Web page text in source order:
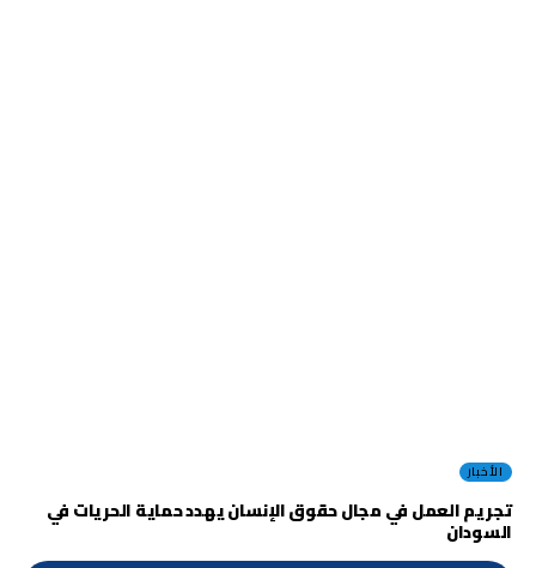
الأخبار
تجريم العمل في مجال حقوق الإنسان يهدد حماية الحريات في
السودان